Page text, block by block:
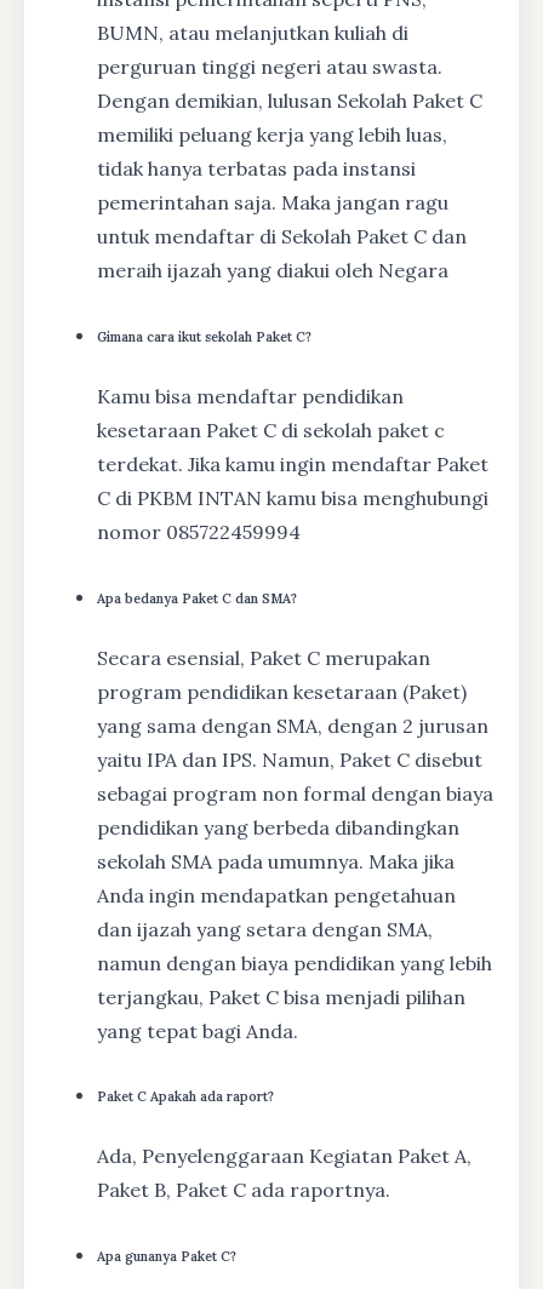
BUMN, atau melanjutkan kuliah di
perguruan tinggi negeri atau swasta.
Dengan demikian, lulusan Sekolah Paket C
memiliki peluang kerja yang lebih luas,
tidak hanya terbatas pada instansi
pemerintahan saja. Maka jangan ragu
untuk mendaftar di Sekolah Paket C dan
meraih ijazah yang diakui oleh Negara
Gimana cara ikut sekolah Paket C?
Kamu bisa mendaftar pendidikan
kesetaraan Paket C di sekolah paket c
terdekat. Jika kamu ingin mendaftar Paket
C di PKBM INTAN kamu bisa menghubungi
nomor 085722459994
Apa bedanya Paket C dan SMA?
Secara esensial, Paket C merupakan
program pendidikan kesetaraan (Paket)
yang sama dengan SMA, dengan 2 jurusan
yaitu IPA dan IPS. Namun, Paket C disebut
sebagai program non formal dengan biaya
pendidikan yang berbeda dibandingkan
sekolah SMA pada umumnya. Maka jika
Anda ingin mendapatkan pengetahuan
dan ijazah yang setara dengan SMA,
namun dengan biaya pendidikan yang lebih
terjangkau, Paket C bisa menjadi pilihan
yang tepat bagi Anda.
Paket C Apakah ada raport?
Ada, Penyelenggaraan Kegiatan Paket A,
Paket B, Paket C ada raportnya.
Apa gunanya Paket C?